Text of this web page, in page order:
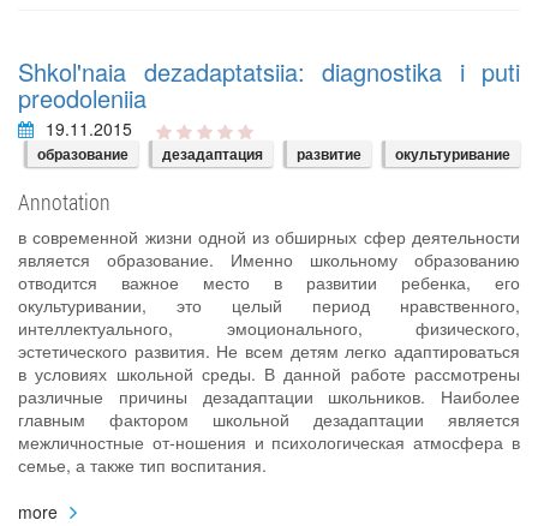
Shkol'naia dezadaptatsiia: diagnostika i puti
preodoleniia
19.11.2015
образование дезадаптация развитие окультуривание
Annotation
в современной жизни одной из обширных сфер деятельности
является образование. Именно школьному образованию
отводится важное место в развитии ребенка, его
окультуривании, это целый период нравственного,
интеллектуального, эмоционального, физического,
эстетического развития. Не всем детям легко адаптироваться
в условиях школьной среды. В данной работе рассмотрены
различные причины дезадаптации школьников. Наиболее
главным фактором школьной дезадаптации является
межличностные от-ношения и психологическая атмосфера в
семье, а также тип воспитания.
more